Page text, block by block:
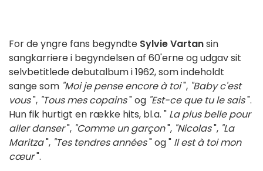
For de yngre fans begyndte Sylvie Vartansin
sangkarriere i begyndelsen af 60'erne og udgav sit
selvbetitlede debutalbum i 1962, som indeholdt
sange som "Moi je pense encore à toi", "Baby c'est
vous", "Tous mes copains" og "Est-ce que tu le sais".
Hun fik hurtigt en række hits, bl.a. " La plus belle pour
aller danser", "Comme un garçon", "Nicolas", "La
Maritza", "Tes tendres années" og " Il est à toi mon
cœur".